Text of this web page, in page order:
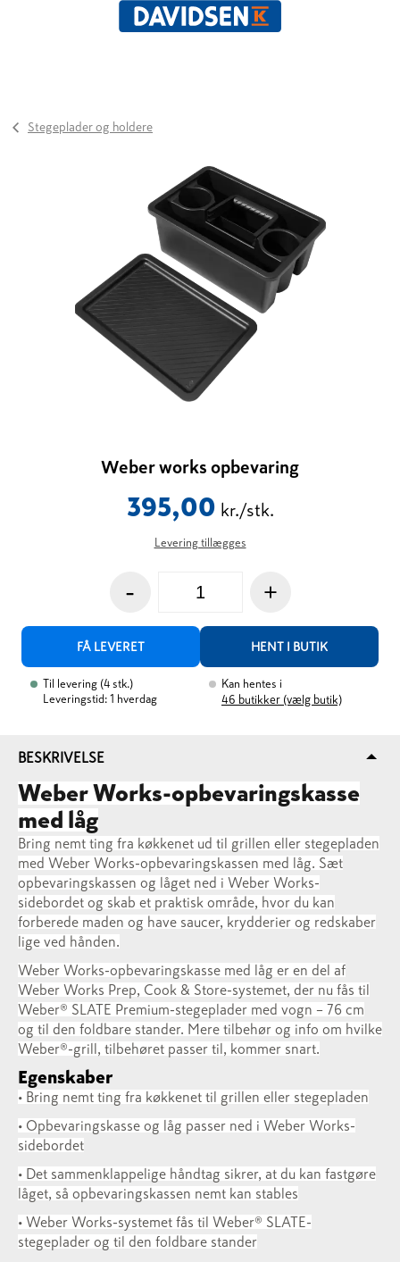
Stegeplader og holdere
Weber works opbevaring
395,00 kr./stk.
Levering tillægges
- +
FÅ LEVERET HENT I BUTIK
Til levering (4 stk.)
Leveringstid: 1 hverdag
Kan hentes i
46 butikker (vælg butik)
BESKRIVELSE
Weber Works-opbevaringskasse
med låg
Bring nemt ting fra køkkenet ud til grillen eller stegepladen
med Weber Works-opbevaringskassen med låg. Sæt
opbevaringskassen og låget ned i Weber Works-
sidebordet og skab et praktisk område, hvor du kan
forberede maden og have saucer, krydderier og redskaber
lige ved hånden.
Weber Works-opbevaringskasse med låg er en del af
Weber Works Prep, Cook & Store-systemet, der nu fås til
Weber® SLATE Premium-stegeplader med vogn – 76 cm
og til den foldbare stander. Mere tilbehør og info om hvilke
Weber®-grill, tilbehøret passer til, kommer snart.
Egenskaber
• Bring nemt ting fra køkkenet til grillen eller stegepladen
• Opbevaringskasse og låg passer ned i Weber Works-
sidebordet
• Det sammenklappelige håndtag sikrer, at du kan fastgøre
låget, så opbevaringskassen nemt kan stables
• Weber Works-systemet fås til Weber® SLATE-
stegeplader og til den foldbare stander